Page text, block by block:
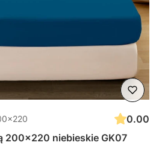
0.00
200x220 niebieskie GK07